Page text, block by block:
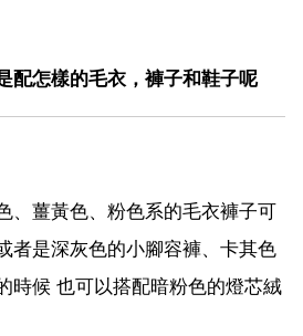
配怎樣的毛衣，褲子和鞋子呢
、薑黃色、粉色系的毛衣褲子可
者是深灰色的小腳容褲、卡其色
時候 也可以搭配暗粉色的燈芯絨